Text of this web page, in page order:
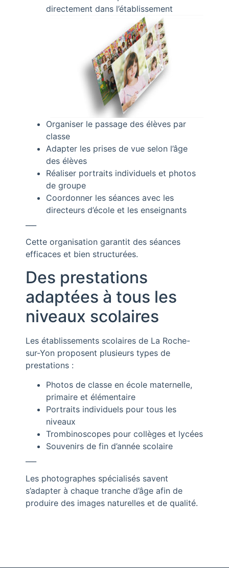
directement dans l’établissement
Organiser le passage des élèves par
classe
Adapter les prises de vue selon l’âge
des élèves
Réaliser portraits individuels et photos
de groupe
Coordonner les séances avec les
directeurs d’école et les enseignants
Cette organisation garantit des séances
efficaces et bien structurées.
Des prestations
adaptées à tous les
niveaux scolaires
Les établissements scolaires de La Roche-
sur-Yon proposent plusieurs types de
prestations :
Photos de classe en école maternelle,
primaire et élémentaire
Portraits individuels pour tous les
niveaux
Trombinoscopes pour collèges et lycées
Souvenirs de fin d’année scolaire
Les photographes spécialisés savent
s’adapter à chaque tranche d’âge afin de
produire des images naturelles et de qualité.